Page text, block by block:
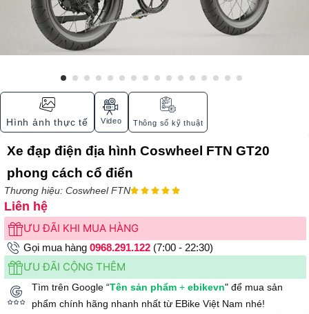
Hình ảnh thực tế Video Thông số kỹ thuật
Xe đạp điện địa hình Coswheel FTN GT20
phong cách cổ điển
Thương hiệu: Coswheel FTN    
Liên hệ
ƯU ĐÃI KHI MUA HÀNG
Gọi mua hàng 0968.291.122(7:00 - 22:30)
ƯU ĐÃI CỘNG THÊM
Tìm trên Google “Tên sản phẩm + ebikevn" để mua sản
phẩm chính hãng nhanh nhất từ EBike Việt Nam nhé!